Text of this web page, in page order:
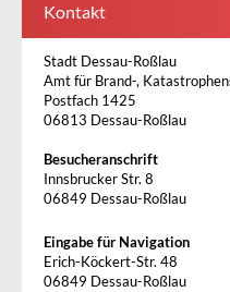
Kontakt
Stadt Dessau-Roßlau
Amt für Brand-,
Postfach 1425
06813 Dessau-Roßlau
Besucheranschrift
Innsbrucker Str. 8
06849 Dessau-Roßlau
Eingabe für Navigation
Erich-Köckert-Str. 48
06849 Dessau-Roßlau